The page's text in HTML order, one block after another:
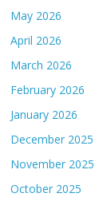
May 2026
April 2026
March 2026
February 2026
January 2026
December 2025
November 2025
October 2025